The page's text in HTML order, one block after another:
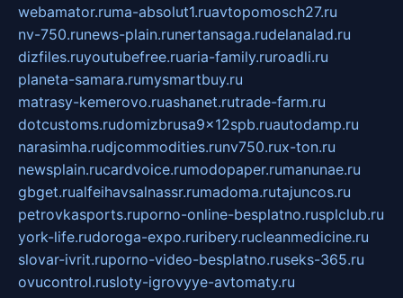
webamator.ruma-absolut1.ruavtopomosch27.ru
nv-750.runews-plain.runertansaga.rudelanalad.ru
dizfiles.ruyoutubefree.ruaria-family.ruroadli.ru
planeta-samara.rumysmartbuy.ru
matrasy-kemerovo.ruashanet.rutrade-farm.ru
dotcustoms.rudomizbrusa9x12spb.ruautodamp.ru
narasimha.rudjcommodities.runv750.rux-ton.ru
newsplain.rucardvoice.rumodopaper.rumanunae.ru
gbget.rualfeihavsalnassr.rumadoma.rutajuncos.ru
petrovkasports.ruporno-online-besplatno.rusplclub.ru
york-life.rudoroga-expo.ruribery.rucleanmedicine.ru
slovar-ivrit.ruporno-video-besplatno.ruseks-365.ru
ovucontrol.rusloty-igrovyye-avtomaty.ru